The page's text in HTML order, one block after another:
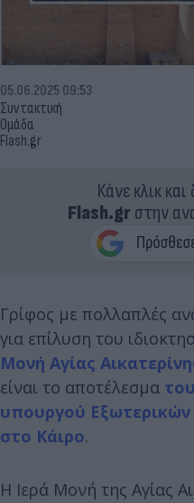
Συντακτική
Ομάδα
Flash.gr
05.06.2025 09:53
Κάνε κλικ
Flash.grστην
Γρίφος με πολλαπλές
για επίλυση του
Μονή Αγίας
είναι το αποτέλεσμα
υπουργού
στο Κάιρο.
Η Ιερά Μονή της Αγίας